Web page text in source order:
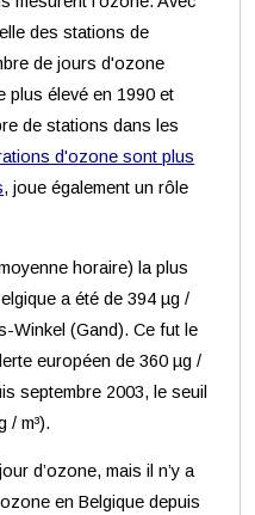
des stations de
de jours d'ozone
plus élevé en 1990 et
de stations dans les
d'ozone sont plus
, joue également un rôle
horaire) la plus
a été de 394 µg /
Winkel (Gand). Ce fut le
européen de 360 µg /
septembre 2003, le seuil
/ m³).
d’ozone, mais il n’y a
en Belgique depuis